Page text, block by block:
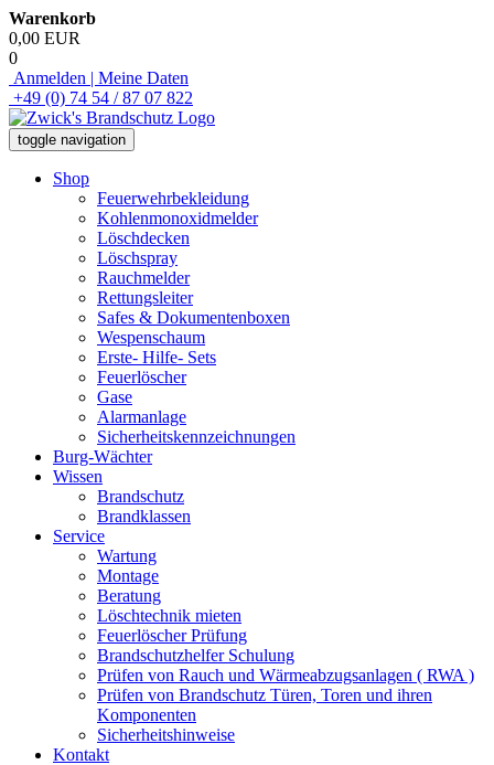
Warenkorb
0,00 EUR
0
Anmelden | Meine Daten
+49 (0) 74 54 / 87 07 822
toggle navigation
Shop
Feuerwehrbekleidung
Kohlenmonoxidmelder
Löschdecken
Löschspray
Rauchmelder
Rettungsleiter
Safes & Dokumentenboxen
Wespenschaum
Erste- Hilfe- Sets
Feuerlöscher
Gase
Alarmanlage
Sicherheitskennzeichnungen
Burg-Wächter
Wissen
Brandschutz
Brandklassen
Service
Wartung
Montage
Beratung
Löschtechnik mieten
Feuerlöscher Prüfung
Brandschutzhelfer Schulung
Prüfen von Rauch und Wärmeabzugsanlagen ( RWA )
Prüfen von Brandschutz Türen, Toren und ihren
Komponenten
Sicherheitshinweise
Kontakt